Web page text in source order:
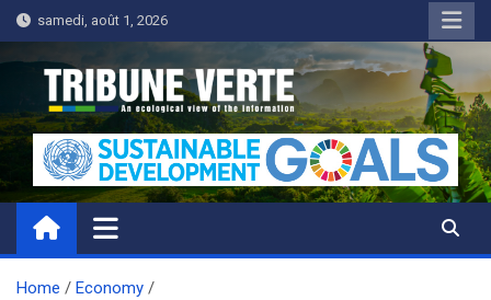
Skip
to
content
samedi, août 1, 2026
Tribune Verte
Un regard écologique de l'information
Home
Economy